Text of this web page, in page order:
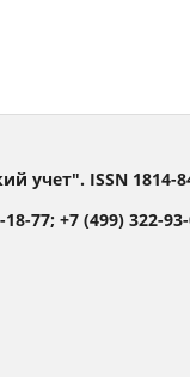
учет". ISSN
77; +7 (499) 322-